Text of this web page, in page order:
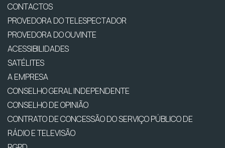
CONTACTOS
PROVEDORA DO TELESPECTADOR
PROVEDORA DO OUVINTE
ACESSIBILIDADES
SATÉLITES
A EMPRESA
CONSELHO GERAL INDEPENDENTE
CONSELHO DE OPINIÃO
CONTRATO DE CONCESSÃO DO SERVIÇO PÚBLICO DE
RÁDIO E TELEVISÃO